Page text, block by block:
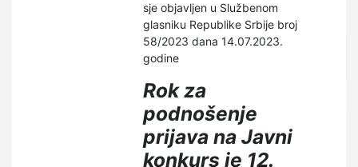
sje objavljen u Službenom
glasniku Republike Srbije broj
58/2023 dana 14.07.2023.
godine
Rok za
podnošenje
prijava na Javni
konkurs je 12.